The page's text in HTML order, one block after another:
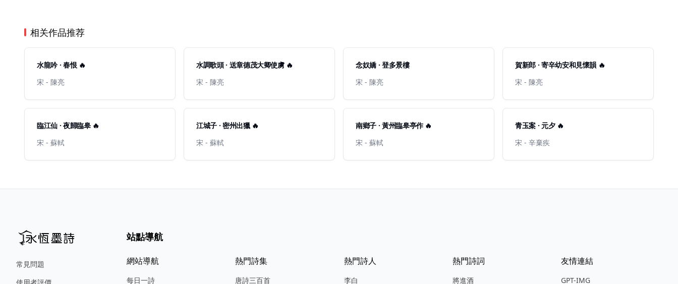
相关作品推荐
水龍吟 · 春恨 🔥
宋 - 陳亮
水調歌頭 · 送章德茂大卿使虜 🔥
宋 - 陳亮
念奴嬌 · 登多景樓
宋 - 陳亮
賀新郎 · 寄辛幼安和見懷韻 🔥
宋 - 陳亮
臨江仙 · 夜歸臨皋 🔥
宋 - 蘇軾
江城子 · 密州出獵 🔥
宋 - 蘇軾
南鄉子 · 黃州臨皋亭作 🔥
宋 - 蘇軾
青玉案 · 元夕 🔥
宋 - 辛棄疾
常見問題
使用者評價
站點導航
網站導航
每日一詩
熱門詩集
唐詩三百首
熱門詩人
李白
熱門詩詞
將進酒
友情連結
GPT-IMG